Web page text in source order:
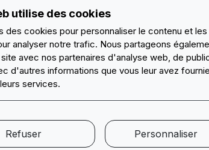
une durabilité maximale, nous utilisons
et des techniques de production
résister aux entraînements, aux
lavages fréquents, tout en conservant
service client
plus,
toute la
utilise des cookies
des cookies pour personnaliser le contenu et
analyser notre trafic. Nous partageons
avec nos partenaires d'analyse web, de
d'autres informations que vous leur avez
services.
Personnaliser
Refuser